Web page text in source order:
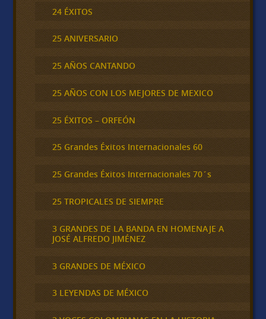
24 ÉXITOS
25 ANIVERSARIO
25 AÑOS CANTANDO
25 AÑOS CON LOS MEJORES DE MEXICO
25 ÉXITOS – ORFEÓN
25 Grandes Éxitos Internacionales 60
25 Grandes Éxitos Internacionales 70´s
25 TROPICALES DE SIEMPRE
3 GRANDES DE LA BANDA EN HOMENAJE A
JOSÉ ALFREDO JIMÉNEZ
3 GRANDES DE MÉXICO
3 LEYENDAS DE MÉXICO